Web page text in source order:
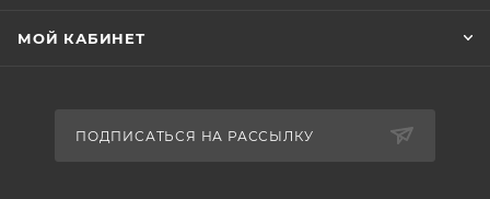
МОЙ КАБИНЕТ
ПОДПИСАТЬСЯ НА РАССЫЛКУ